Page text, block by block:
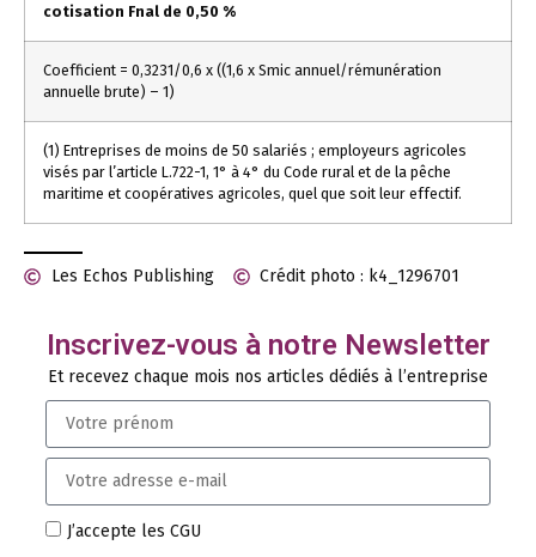
cotisation Fnal de 0,50 %
Coefficient = 0,3231/0,6 x ((1,6 x Smic annuel/rémunération
annuelle brute) – 1)
(1) Entreprises de moins de 50 salariés ; employeurs agricoles
visés par l’article L.722-1, 1° à 4° du Code rural et de la pêche
maritime et coopératives agricoles, quel que soit leur effectif.
Les Echos Publishing Crédit photo : k4_1296701
Inscrivez-vous à notre Newsletter
Et recevez chaque mois nos articles dédiés à l’entreprise
J’accepte les CGU